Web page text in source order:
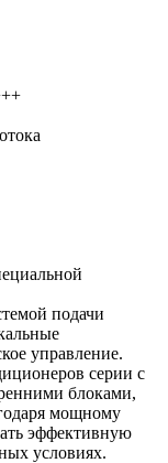
подачи
управление.
серии с
блоками,
мощному
эффективную
условиях.